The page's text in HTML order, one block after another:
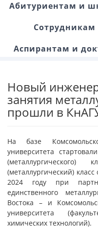
Абитуриентам и
Сотрудникам
Аспирантам и
Новый
занятия
прошли в
На базе
университета
(металлургический)
2024 году при
единственного
Востока – и
университета
химических технологий).